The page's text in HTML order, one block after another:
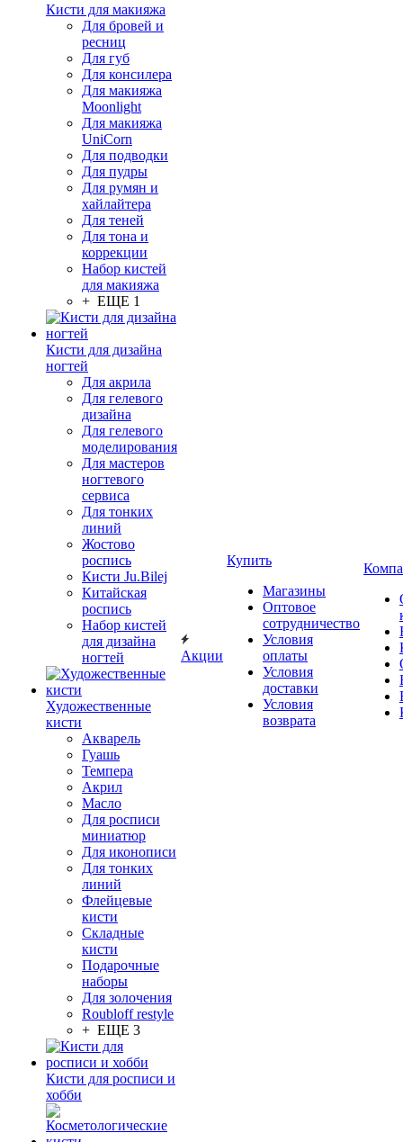
Кисти для макияжа
Для бровей и
ресниц
Для губ
Для консилера
Для макияжа
Moonlight
Для макияжа
UniCorn
Для подводки
Для пудры
Для румян и
хайлайтера
Для теней
Для тона и
коррекции
Набор кистей
для макияжа
+ ЕЩЕ 1
Кисти для дизайна
ногтей
Для акрила
Для гелевого
дизайна
Для гелевого
моделирования
Для мастеров
ногтевого
сервиса
Для тонких
линий
Жостово
роспись
Кисти Ju.Bilej
Китайская
роспись
Набор кистей
для дизайна
ногтей
Художественные
кисти
Акварель
Гуашь
Темпера
Акрил
Масло
Для росписи
миниатюр
Для иконописи
Для тонких
линий
Флейцевые
кисти
Складные
кисти
Подарочные
наборы
Для золочения
Roubloff restyle
+ ЕЩЕ 3
Кисти для росписи и
хобби
Акции
Купить
Магазины
Оптовое
сотрудничество
Условия
оплаты
Условия
доставки
Условия
возврата